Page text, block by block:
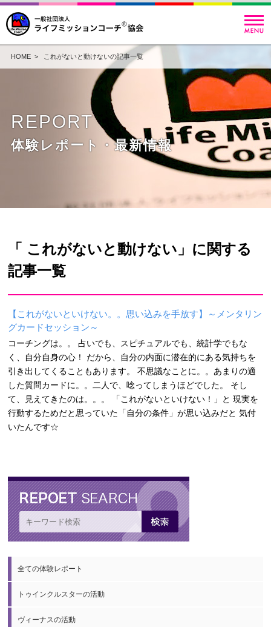
HOME> これがないと動けないの記事一覧
REPORT
体験レポート・最新情報
「 これがないと動けない」に関する
記事一覧
【これがないといけない。。思い込みを手放す】～メンタリン
グカードセッション～
コーチングは。。 占いでも、スピチュアルでも、統計学でもな
く、自分自身の心！ だから、自分の内面に潜在的にある気持ちを
引き出してくることもあります。 不思議なことに。。あまりの適
した質問カードに。。二人で、唸ってしまうほどでした。 そし
て、見えてきたのは。。。 「これがないといけない！」と 現実を
行動するためだと思っていた「自分の条件」が思い込みだと 気付
いたんです☆
全ての体験レポート
トゥインクルスターの活動
ヴィーナスの活動